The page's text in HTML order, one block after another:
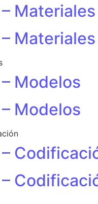
Materiales
Materiales
Modelos
Modelos